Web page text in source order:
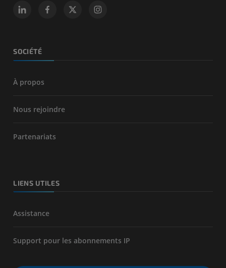
SOCIÉTÉ
À propos
Nous rejoindre
Partenariats
LIENS UTILES
Assistance
Support pour les abonnements IP